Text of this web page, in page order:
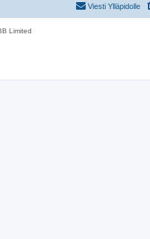
Viesti Ylläpidolle
Limited